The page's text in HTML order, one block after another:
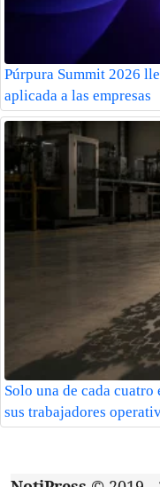
Púrpura Summit 2026
aplicada a las empresas
Solo una de cada
sus trabajadores